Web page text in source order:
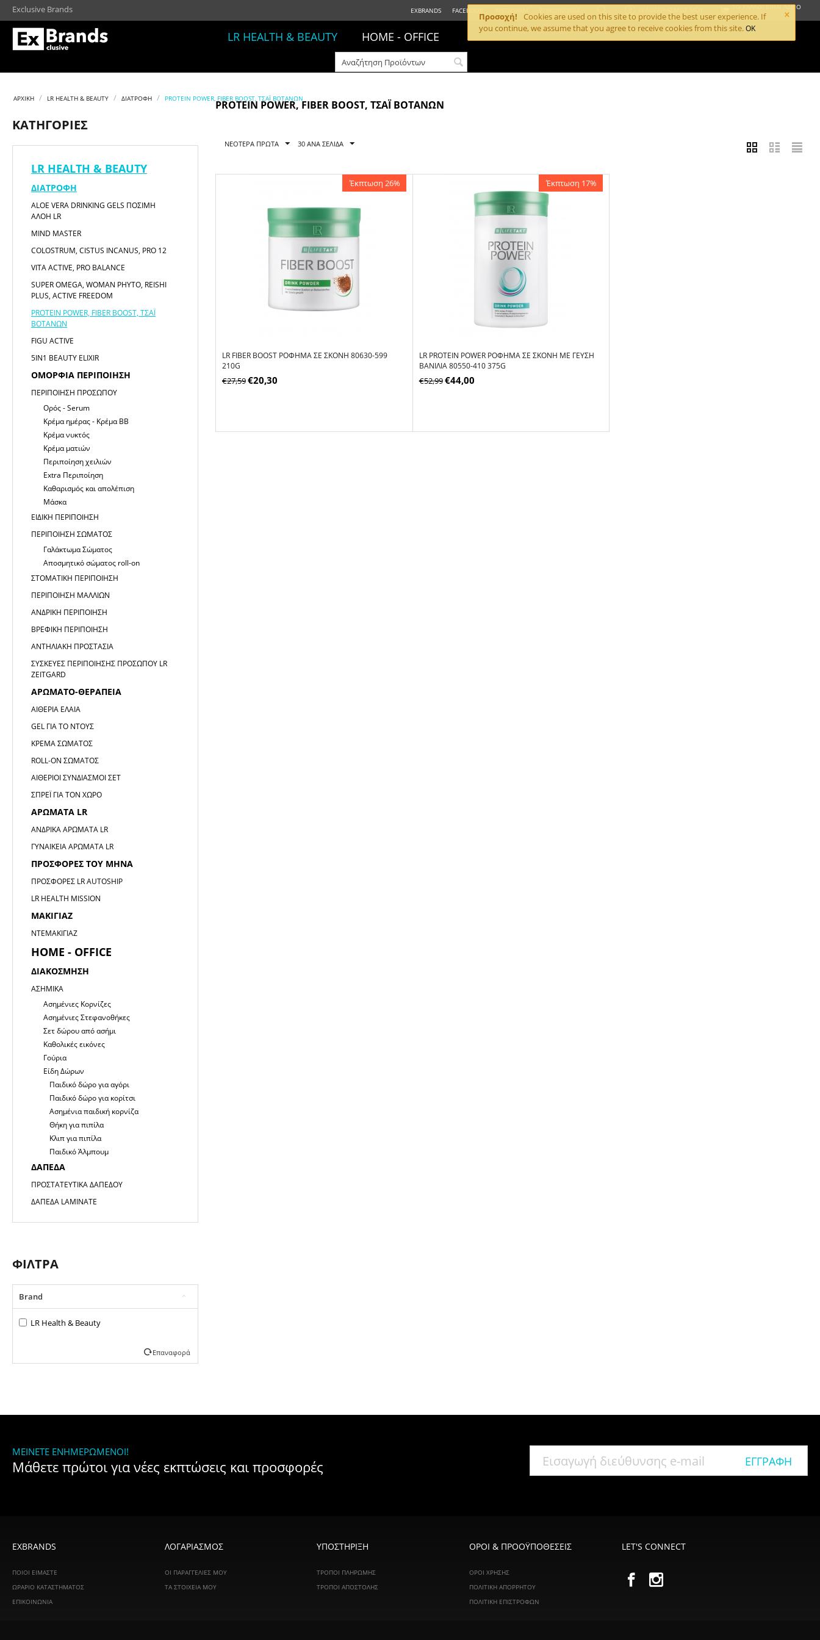
×
Προσοχή!
Cookies are used on this site to provide the best user experience. If
you continue, we assume that you agree to receive cookies from this site.OK
Exclusive Brands ΤΟ ΚΑΛΆΘΙ ΕΊΝΑΙ ΆΔΕΙΟ
EXBRANDS FACEBOOK
LR HEALTH & BEAUTY HOME - OFFICE
ΑΡΧΙΚΉ / LR HEALTH & BEAUTY / ΔΙΑΤΡΟΦΉ / PROTEIN POWER, FIBER BOOST, ΤΣΆΙ ΒΟΤΆΝΩΝ
ΚΑΤΗΓΟΡΊΕΣ
LR HEALTH & BEAUTY
ΔΙΑΤΡΟΦΉ
ALOE VERA DRINKING GELS ΠΌΣΙΜΗ
ΑΛΌΗ LR
MIND MASTER
COLOSTRUM, CISTUS INCANUS, PRO 12
VITA ACTIVE, PRO BALANCE
SUPER OMEGA, WOMAN PHYTO, REISHI
PLUS, ACTIVE FREEDOM
PROTEIN POWER, FIBER BOOST, ΤΣΆΙ
ΒΟΤΆΝΩΝ
FIGU ACTIVE
5IN1 BEAUTY ELIXIR
ΟΜΟΡΦΙΆ ΠΕΡΙΠΟΊΗΣΗ
ΠΕΡΙΠΟΊΗΣΗ ΠΡΟΣΏΠΟΥ
Ορός - Serum
Κρέμα ημέρας - Κρέμα ΒΒ
Κρέμα νυκτός
Κρέμα ματιών
Περιποίηση χειλιών
Extra Περιποίηση
Καθαρισμός και απολέπιση
Μάσκα
ΕΙΔΙΚΉ ΠΕΡΙΠΟΊΗΣΗ
ΠΕΡΙΠΟΊΗΣΗ ΣΏΜΑΤΟΣ
Γαλάκτωμα Σώματος
Αποσμητικό σώματος roll-on
ΣΤΟΜΑΤΙΚΉ ΠΕΡΙΠΟΊΗΣΗ
ΠΕΡΙΠΟΊΗΣΗ ΜΑΛΛΙΏΝ
ΑΝΔΡΙΚΉ ΠΕΡΙΠΟΊΗΣΗ
ΒΡΕΦΙΚΉ ΠΕΡΙΠΟΊΗΣΗ
ΑΝΤΗΛΙΑΚΉ ΠΡΟΣΤΑΣΊΑ
ΣΥΣΚΕΥΈΣ ΠΕΡΙΠΟΊΗΣΗΣ ΠΡΟΣΏΠΟΥ LR
ZEITGARD
ΑΡΩΜΑΤΟ-ΘΕΡΑΠΕΊΑ
ΑΙΘΈΡΙΑ ΈΛΑΙΑ
GEL ΓΙΑ ΤΟ ΝΤΟΥΣ
ΚΡΈΜΑ ΣΏΜΑΤΟΣ
ROLL-ON ΣΏΜΑΤΟΣ
ΑΙΘΈΡΙΟΙ ΣΥΝΔΙΑΣΜΟΊ ΣΕΤ
ΣΠΡΈΙ ΓΙΑ ΤΟΝ ΧΏΡΟ
ΑΡΏΜΑΤΑ LR
ΑΝΔΡΙΚΆ ΑΡΏΜΑΤΑ LR
ΓΥΝΑΙΚΕΊΑ ΑΡΏΜΑΤΑ LR
ΠΡΟΣΦΟΡΈΣ ΤΟΥ ΜΉΝΑ
ΠΡΟΣΦΟΡΈΣ LR AUTOSHIP
LR HEALTH MISSION
ΜΑΚΙΓΙΑΖ
ΝΤΕΜΑΚΙΓΙΆΖ
HOME - OFFICE
ΔΙΑΚΌΣΜΗΣΗ
ΑΣΗΜΙΚΆ
Ασημένιες Κορνίζες
Ασημένιες Στεφανοθήκες
Σετ δώρου από ασήμι
Καθολικές εικόνες
Γούρια
Είδη Δώρων
Παιδικό δώρο για αγόρι
Παιδικό δώρο για κορίτσι
Ασημένια παιδική κορνίζα
Θήκη για πιπίλα
Κλιπ για πιπίλα
Παιδικό Άλμπουμ
ΔΆΠΕΔΑ
ΠΡΟΣΤΑΤΕΥΤΙΚΆ ΔΑΠΈΔΟΥ
ΔΆΠΕΔΑ LAMINATE
ΦΊΛΤΡΑ
Brand
LR Health & Beauty
Επαναφορά
PROTEIN POWER, FIBER BOOST, ΤΣΆΙ ΒΟΤΆΝΩΝ
ΝΕΌΤΕΡΑ ΠΡΏΤΑ 30 ΑΝΑ ΣΕΛΊΔΑ
Έκπτωση 26%
LR FIBER BOOST ΡΌΦΗΜΑ ΣΕ ΣΚΌΝΗ 80630-599
210G
€27,59€20,30
Έκπτωση 17%
LR PROTEIN POWER PΌΦΗΜΑ ΣΕ ΣΚΌΝΗ ΜΕ ΓΕΎΣΗ
ΒΑΝΊΛΙΑ 80550-410 375G
€52,99€44,00
ΜΕΊΝΕΤΕ ΕΝΗΜΕΡΩΜΈΝΟΙ!
Μάθετε πρώτοι για νέες εκπτώσεις και προσφορές ΕΓΓΡΑΦΉ
EXBRANDS
ΠΟΙΟΙ ΕΙΜΑΣΤΕ
ΩΡΑΡΙΟ ΚΑΤΑΣΤΗΜΑΤΟΣ
ΕΠΙΚΟΙΝΩΝΙΑ
ΛΟΓΑΡΙΑΣΜΟΣ
ΟΙ ΠΑΡΑΓΓΕΛΊΕΣ ΜΟΥ
ΤΑ ΣΤΟΙΧΕΊΑ ΜΟΥ
ΥΠΟΣΤΗΡΙΞΗ
ΤΡΌΠΟΙ ΠΛΗΡΩΜΉΣ
ΤΡΌΠΟΙ ΑΠΟΣΤΟΛΉΣ
ΟΡΟΙ & ΠΡΟΟΫΠΟΘΕΣΕΙΣ
ΌΡΟΙ ΧΡΉΣΗΣ
ΠΟΛΙΤΙΚΉ ΑΠΟΡΡΉΤΟΥ
ΠΟΛΙΤΙΚΉ ΕΠΙΣΤΡΟΦΏΝ
LET'S CONNECT